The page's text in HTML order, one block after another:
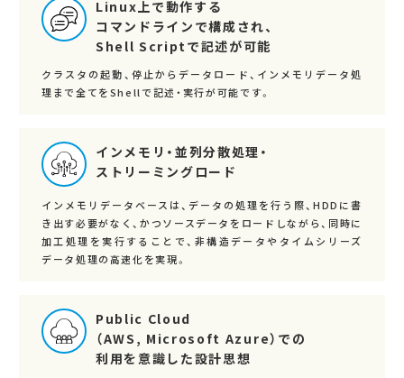
Linux上で動作する
コマンドラインで構成され、
Shell Scriptで記述が可能
クラスタの起動、停止からデータロード、インメモリデータ処
理まで全てをShellで記述・実行が可能です。
インメモリ・並列分散処理・
ストリーミングロード
インメモリデータベースは、データの処理を行う際、HDDに書
き出す必要がなく、かつソースデータをロードしながら、同時に
加工処理を実行することで、非構造データやタイムシリーズ
データ処理の高速化を実現。
Public Cloud
（AWS, Microsoft Azure）での
利用を意識した設計思想